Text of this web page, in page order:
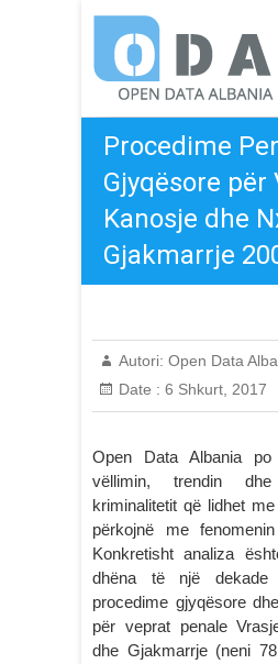
content
Open Data
Procedime
Gjyqësore për
Kanosje dhe
Gjakmarrje
Autori: Open Data
Date : 6 Shkurt, 2017
Open Data Albania
vëllimin, trendin
kriminalitetit që lidhet
përkojnë me
Konkretisht analiza
dhëna të një dekade
procedime gjyqësore
për veprat penale
dhe Gjakmarrje (neni